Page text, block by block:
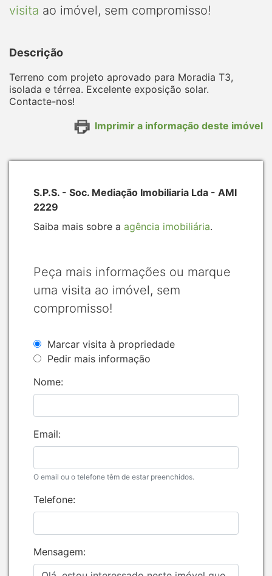
visita ao imóvel, sem compromisso!
Descrição
Terreno com projeto aprovado para Moradia T3,
isolada e térrea. Excelente exposição solar.
Contacte-nos!
Imprimir a informação deste imóvel
S.P.S. - Soc. Mediação Imobiliaria Lda - AMI
2229
Saiba mais sobre a agência imobiliária.
Peça mais informações ou marque
uma visita ao imóvel, sem
compromisso!
Marcar visita à propriedade
Pedir mais informação
Nome:
Email:
O email ou o telefone têm de estar preenchidos.
Telefone:
Mensagem: